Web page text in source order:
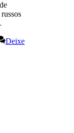
Deixe